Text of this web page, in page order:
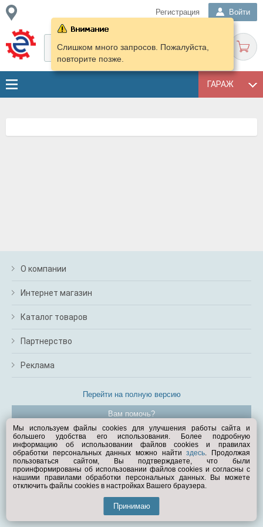
Регистрация Войти
ГАРАЖ
Слишком много запросов. Пожалуйста,
повторите позже.
О компании
Интернет магазин
Каталог товаров
Партнерство
Реклама
Перейти на полную версию
Вам помочь?
© Exist.ru 1998—2026
Мы используем файлы cookies для улучшения работы сайта и
большего удобства его использования. Более подробную
информацию об использовании файлов cookies и правилах
обработки персональных данных можно найтиздесь. Продолжая
пользоваться сайтом, Вы подтверждаете, что были
проинформированы об использовании файлов cookies и согласны с
нашими правилами обработки персональных данных. Вы можете
отключить файлы cookies в настройках Вашего браузера.
Принимаю